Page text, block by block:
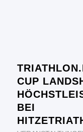
CUP
BEI